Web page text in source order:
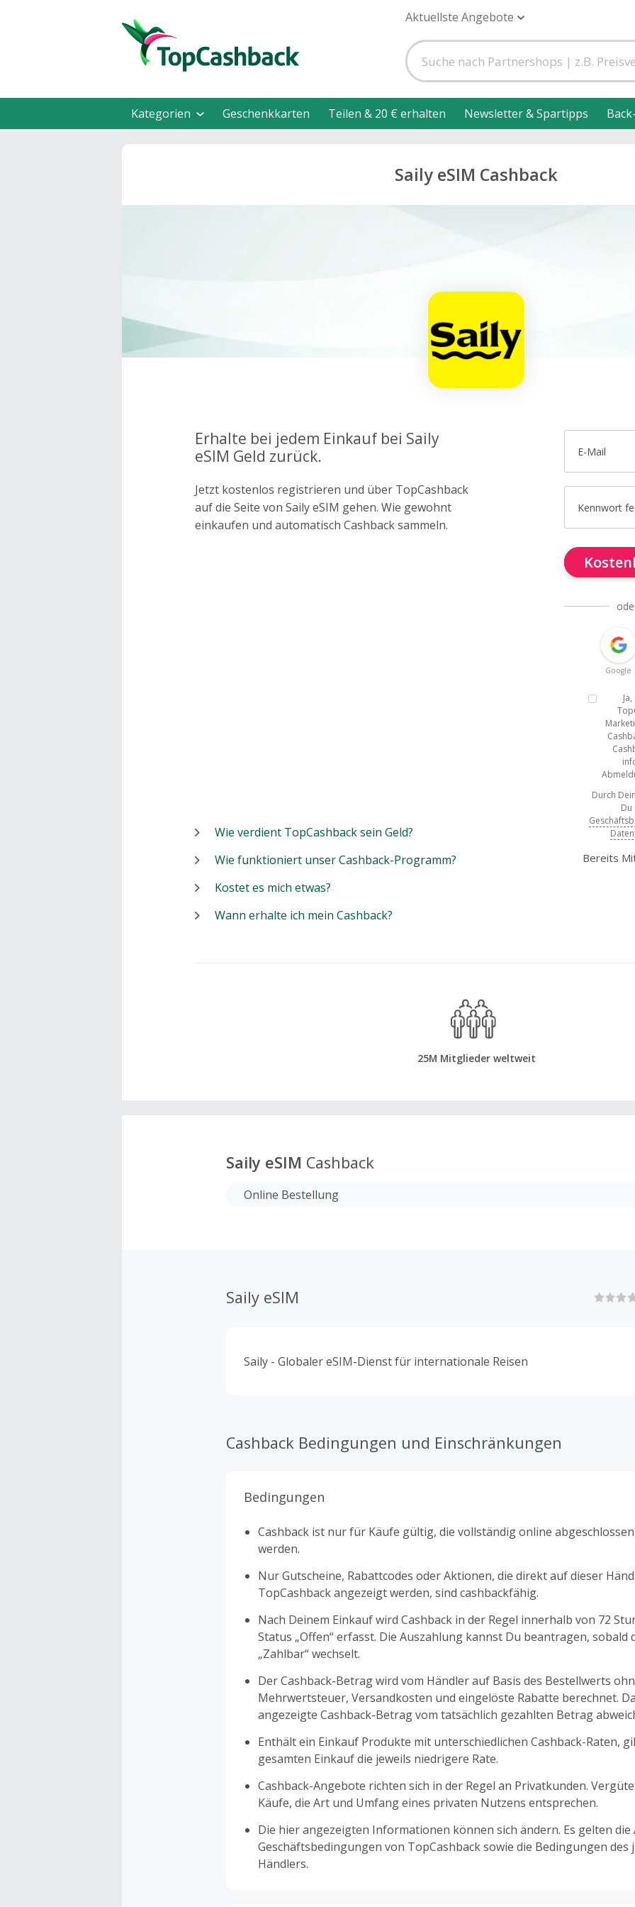
Aktuellste Angebote
Kategorien Geschenkkarten Teilen & 20 € erhalten Newsletter & Spartipps
Saily eSIM Cashback
Erhalte bei jedem Einkauf bei Saily
eSIM Geld zurück.
Jetzt kostenlos registrieren und über TopCashback
auf die Seite von Saily eSIM gehen. Wie gewohnt
einkaufen und automatisch Cashback sammeln.
E-Mail
Kennwort
Google
Durch
Bereits
Wie verdient TopCashback sein Geld?
Wie funktioniert unser Cashback-Programm?
Kostet es mich etwas?
Wann erhalte ich mein Cashback?
25M Mitglieder weltweit
Saily eSIM Cashback
Online Bestellung
Saily eSIM
Saily - Globaler eSIM-Dienst für internationale Reisen
Cashback Bedingungen und Einschränkungen
Bedingungen
Cashback ist nur für Käufe gültig, die vollständig online
werden.
Nur Gutscheine, Rabattcodes oder Aktionen, die direkt auf dieser
TopCashback angezeigt werden, sind cashbackfähig.
Nach Deinem Einkauf wird Cashback in der Regel innerhalb von 72
Status „Offen“ erfasst. Die Auszahlung kannst Du beantragen, sobald
„Zahlbar“ wechselt.
Der Cashback-Betrag wird vom Händler auf Basis des Bestellwerts
Mehrwertsteuer, Versandkosten und eingelöste Rabatte berechnet.
angezeigte Cashback-Betrag vom tatsächlich gezahlten Betrag
Enthält ein Einkauf Produkte mit unterschiedlichen Cashback-Raten,
gesamten Einkauf die jeweils niedrigere Rate.
Cashback-Angebote richten sich in der Regel an Privatkunden.
Käufe, die Art und Umfang eines privaten Nutzens entsprechen.
Die hier angezeigten Informationen können sich ändern. Es gelten die
Geschäftsbedingungen von TopCashback sowie die Bedingungen des
Händlers.